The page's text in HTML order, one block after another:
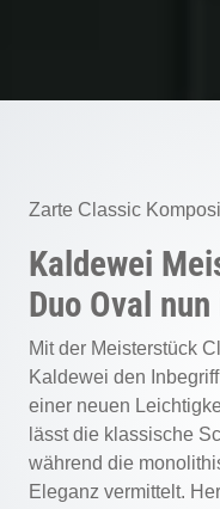
Zarte Classic
Kaldewei
Duo Oval
Mit der Meisterstück
Kaldewei den
einer neuen
lässt die klassische
während die
Eleganz vermittelt.